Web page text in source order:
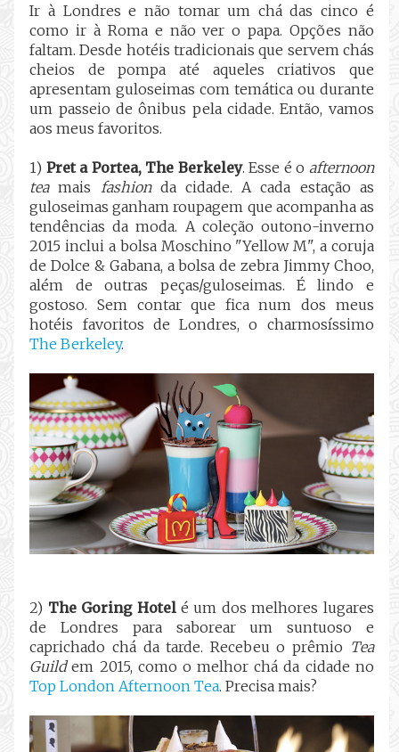
Ir à Londres e não tomar um chá das cinco é
como ir à Roma e não ver o papa. Opções não
faltam. Desde hotéis tradicionais que servem chás
cheios de pompa até aqueles criativos que
apresentam guloseimas com temática ou durante
um passeio de ônibus pela cidade. Então, vamos
aos meus favoritos.
1) Pret a Portea, The Berkeley. Esse é o afternoon
teamais fashionda cidade. A cada estação as
guloseimas ganham roupagem que acompanha as
tendências da moda. A coleção outono-inverno
2015 inclui a bolsa Moschino "Yellow M", a coruja
de Dolce & Gabana, a bolsa de zebra Jimmy Choo,
além de outras peças/guloseimas. É lindo e
gostoso. Sem contar que fica num dos meus
hotéis favoritos de Londres, o charmosíssimo
The Berkeley.
2) The Goring Hotelé um dos melhores lugares
de Londres para saborear um suntuoso e
caprichado chá da tarde. Recebeu o prêmio Tea
Guildem 2015, como o melhor chá da cidade no
Top London Afternoon Tea. Precisa mais?